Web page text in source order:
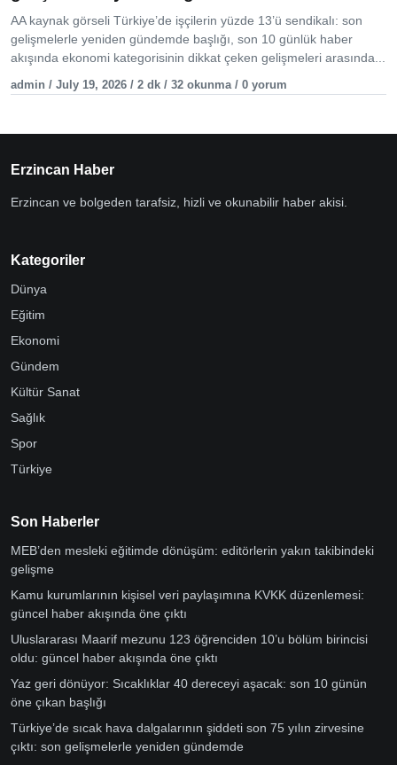
AA kaynak görseli Türkiye’de işçilerin yüzde 13’ü sendikalı: son
gelişmelerle yeniden gündemde başlığı, son 10 günlük haber
akışında ekonomi kategorisinin dikkat çeken gelişmeleri arasında...
admin / July 19, 2026 / 2 dk / 32 okunma / 0 yorum
Erzincan Haber
Erzincan ve bolgeden tarafsiz, hizli ve okunabilir haber akisi.
Kategoriler
Dünya
Eğitim
Ekonomi
Gündem
Kültür Sanat
Sağlık
Spor
Türkiye
Son Haberler
MEB’den mesleki eğitimde dönüşüm: editörlerin yakın takibindeki
gelişme
Kamu kurumlarının kişisel veri paylaşımına KVKK düzenlemesi:
güncel haber akışında öne çıktı
Uluslararası Maarif mezunu 123 öğrenciden 10’u bölüm birincisi
oldu: güncel haber akışında öne çıktı
Yaz geri dönüyor: Sıcaklıklar 40 dereceyi aşacak: son 10 günün
öne çıkan başlığı
Türkiye’de sıcak hava dalgalarının şiddeti son 75 yılın zirvesine
çıktı: son gelişmelerle yeniden gündemde